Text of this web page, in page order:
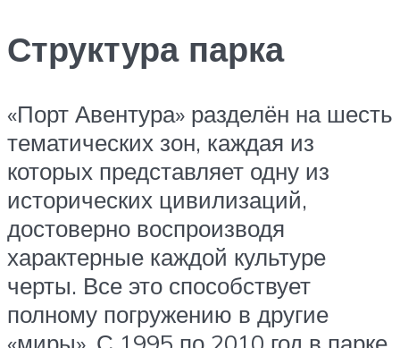
Структура парка
«Порт Авентура» разделён на шесть
тематических зон, каждая из
которых представляет одну из
исторических цивилизаций,
достоверно воспроизводя
характерные каждой культуре
черты. Все это способствует
полному погружению в другие